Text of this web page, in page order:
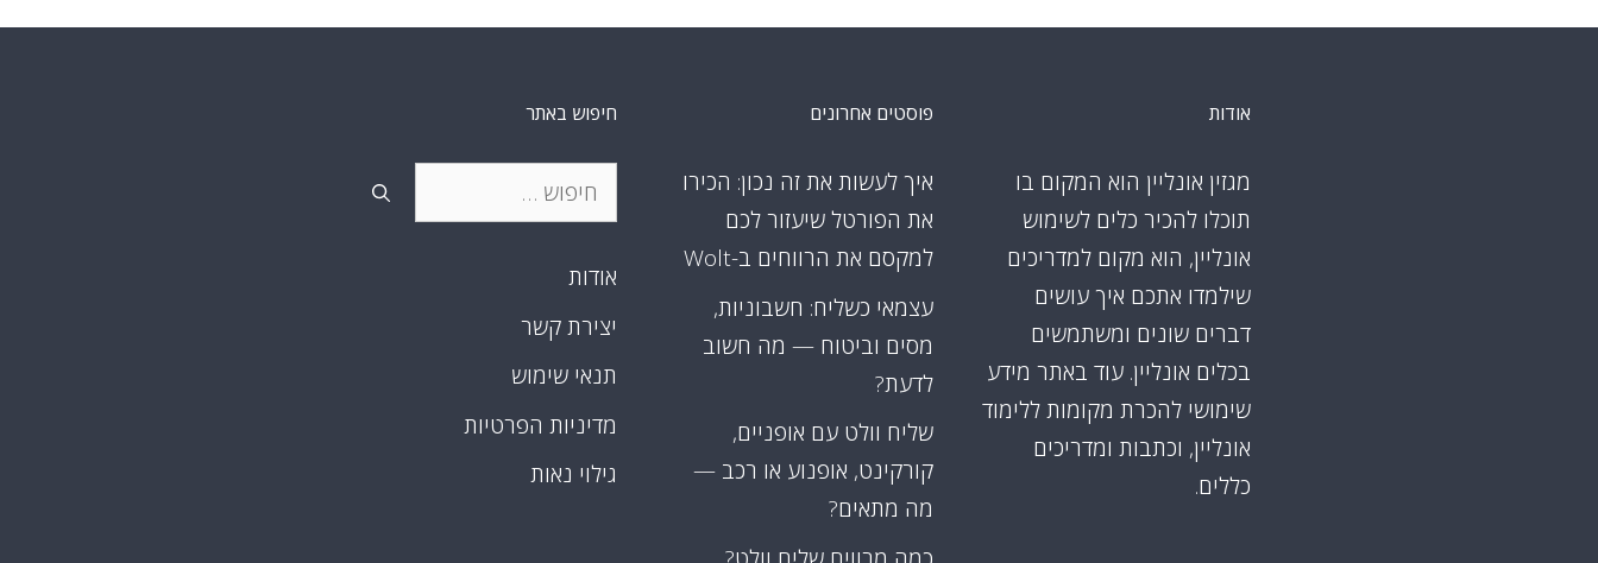
אודות
מגזין אונליין הוא המקום בו
תוכלו להכיר כלים לשימוש
אונליין, הוא מקום למדריכים
שילמדו אתכם איך עושים
דברים שונים ומשתמשים
בכלים אונליין. עוד באתר מידע
שימושי להכרת מקומות ללימוד
אונליין, וכתבות ומדריכים
כללים.
פוסטים אחרונים
איך לעשות את זה נכון: הכירו
את הפורטל שיעזור לכם
למקסם את הרווחים ב-Wolt
עצמאי כשליח: חשבוניות,
מסים וביטוח — מה חשוב
לדעת?
שליח וולט עם אופניים,
קורקינט, אופנוע או רכב —
מה מתאים?
חיפוש באתר
חיפוש:
אודות
יצירת קשר
תנאי שימוש
מדיניות הפרטיות
גילוי נאות